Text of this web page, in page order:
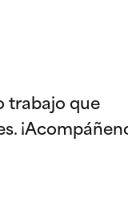
trabajo que